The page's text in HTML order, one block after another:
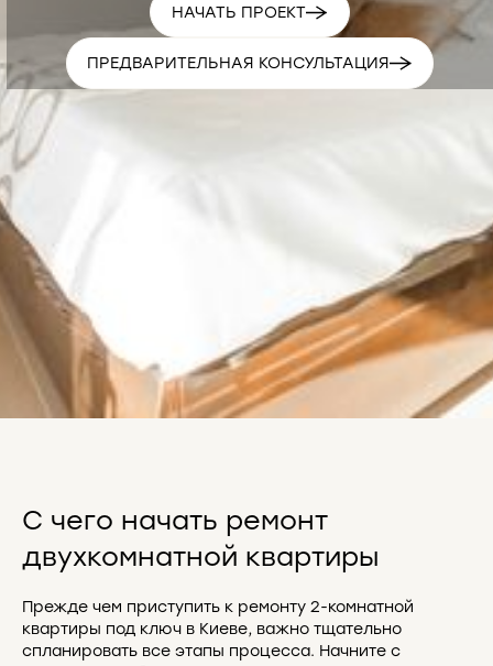
НАЧАТЬ ПРОЕКТ
ПРЕДВАРИТЕЛЬНАЯ КОНСУЛЬТАЦИЯ
С чего начать ремонт
двухкомнатной квартиры
Прежде чем приступить к ремонту 2-комнатной
квартиры под ключ в Киеве, важно тщательно
спланировать все этапы процесса. Начните с